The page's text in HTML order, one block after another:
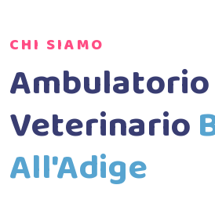
CHI SIAMO
Ambulatorio
Veterinario
All'Adige